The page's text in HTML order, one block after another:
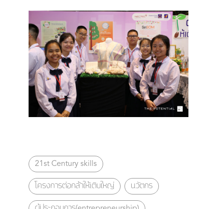
21st Century skills
โครงการต่อกล้าให้เติบใหญ่ นวัตกร